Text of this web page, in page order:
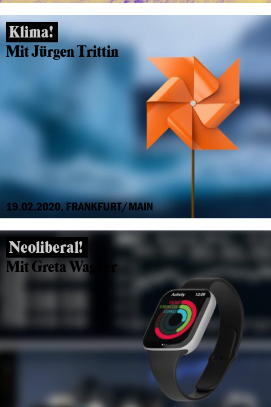
Klima!
Mit Jürgen Trittin
19.02.2020, FRANKFURT/MAIN
Neoliberal!
Mit Greta Wagner